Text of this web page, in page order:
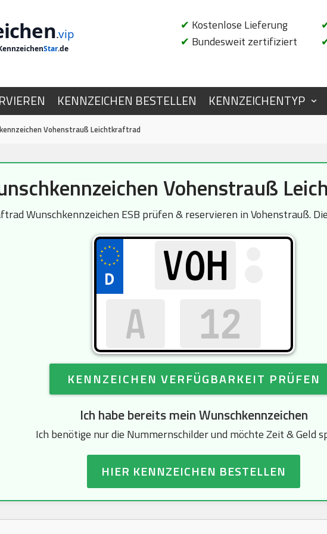
.vip
Star.de
✔ Kostenlose Lieferung
✔ Bundesweit zertifiziert
KENNZEICHEN BESTELLEN KENNZEICHENTYP
Vohenstrauß Leichtkraftrad
Vohenstrauß
Wunschkennzeichen ESB prüfen & reservieren in Vohenstrauß.
KENNZEICHEN VERFÜGBARKEIT PRÜFEN
Ich habe bereits mein Wunschkennzeichen
Ich benötige nur die Nummernschilder und möchte Zeit & Geld
HIER KENNZEICHEN BESTELLEN